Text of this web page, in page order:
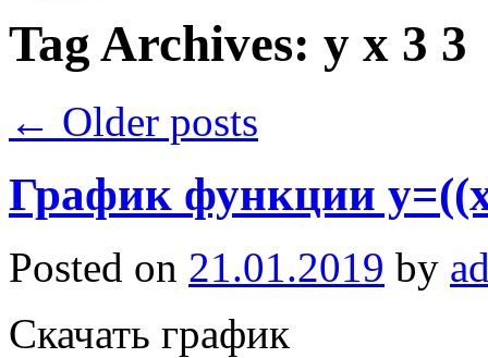
Tag Archives: y x 3 3
← Older posts
График функции
Posted on 21.01.2019 by
Скачать график